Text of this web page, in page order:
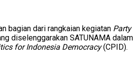
bagian dari rangkaian kegiatan Party
diselenggarakan SATUNAMA dalam
for Indonesia Democracy(CPID).